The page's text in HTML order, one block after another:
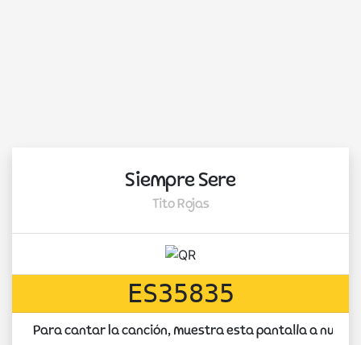
Siempre Sere
Tito Rojas
ES35835
Para cantar la canción, muestra esta pantalla a